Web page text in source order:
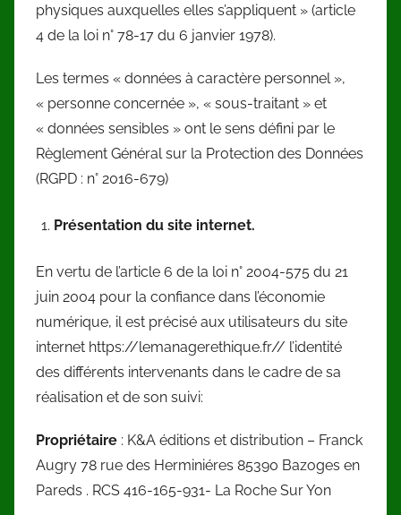
physiques auxquelles elles s’appliquent » (article
4 de la loi n° 78-17 du 6 janvier 1978).
Les termes « données à caractère personnel »,
« personne concernée », « sous-traitant » et
« données sensibles » ont le sens défini par le
Règlement Général sur la Protection des Données
(RGPD : n° 2016-679)
Présentation du site internet.
En vertu de l’article 6 de la loi n° 2004-575 du 21
juin 2004 pour la confiance dans l’économie
numérique, il est précisé aux utilisateurs du site
internet https://lemanagerethique.fr// l’identité
des différents intervenants dans le cadre de sa
réalisation et de son suivi:
Propriétaire : K&A éditions et distribution – Franck
Augry 78 rue des Herminiéres 85390 Bazoges en
Pareds . RCS 416-165-931- La Roche Sur Yon